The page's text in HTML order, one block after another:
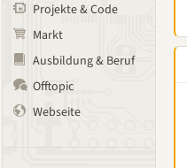
Projekte & Code
Markt
Ausbildung & Beruf
Offtopic
Webseite